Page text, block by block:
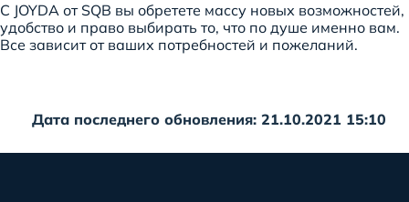
С JOYDA от SQB вы обретете массу новых возможностей,
удобство и право выбирать то, что по душе именно вам.
Все зависит от ваших потребностей и пожеланий.
Дата последнего обновления: 21.10.2021 15:10